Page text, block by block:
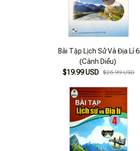
Bài Tập Lịch Sử Và Địa Lí 6
(Cánh Diều)
$19.99 USD $26.99 USD